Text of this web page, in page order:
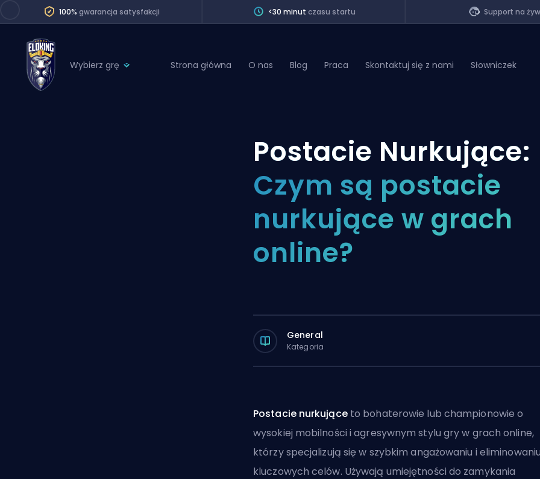
100% gwarancja satysfakcji <30 minutczasu startu Support na
Wybierz grę
Division Boost
Teammate
Strona główna O nas Blog Praca Skontaktuj się z nami Słowniczek
Postacie Nurkujące:
Czym są postacie
nurkujące w grach
online?
General
Kategoria
Postacie nurkująceto bohaterowie lub championowie o
wysokiej mobilności i agresywnym stylu gry w grach online,
którzy specjalizują się w szybkim angażowaniu i eliminowaniu
kluczowych celów. Używają umiejętności do zamykania